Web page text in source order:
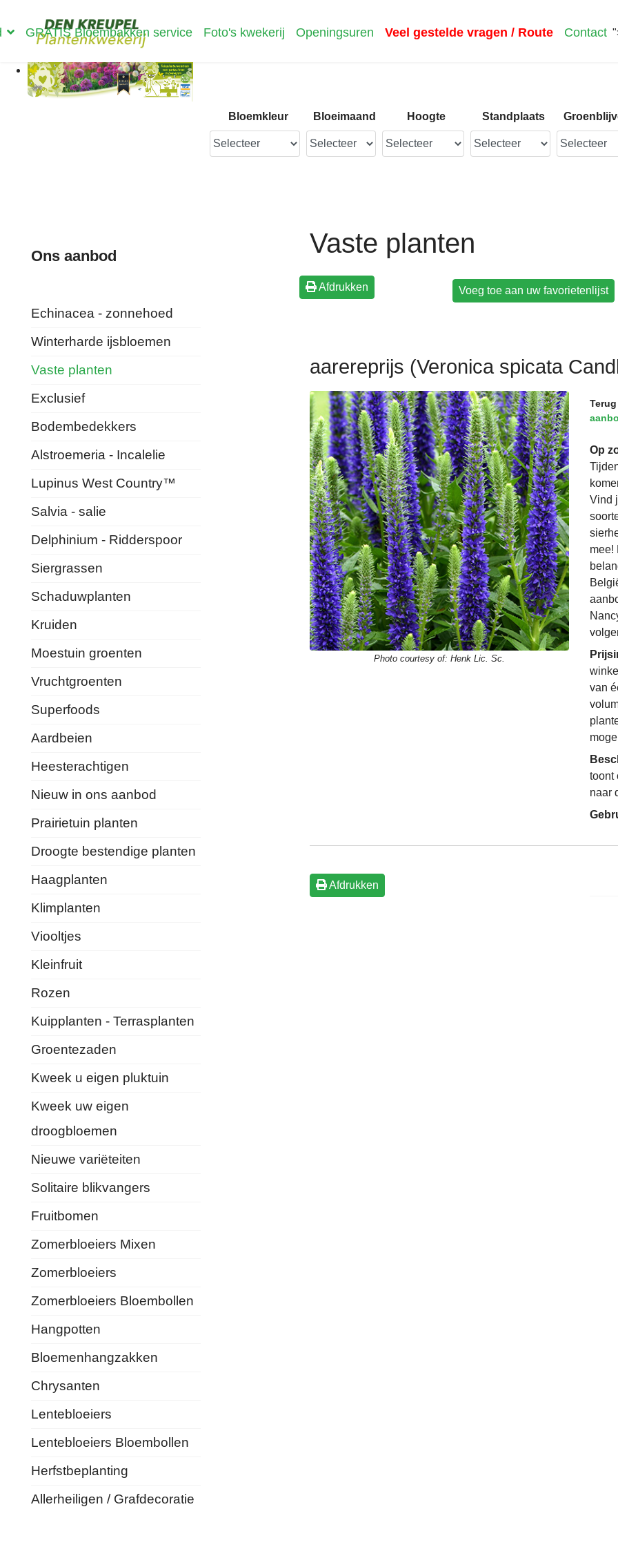
GRATIS Bloembakken service Foto's kwekerij Openingsuren Veel gestelde vragen / Route Contact
Bloemkleur Bloeimaand Hoogte Standplaats
Ons aanbod
Echinacea - zonnehoed
Winterharde ijsbloemen
Vaste planten
Exclusief
Bodembedekkers
Alstroemeria - Incalelie
Lupinus West Country™
Salvia - salie
Delphinium - Ridderspoor
Siergrassen
Schaduwplanten
Kruiden
Moestuin groenten
Vruchtgroenten
Superfoods
Aardbeien
Heesterachtigen
Nieuw in ons aanbod
Prairietuin planten
Droogte bestendige planten
Haagplanten
Klimplanten
Viooltjes
Kleinfruit
Rozen
Kuipplanten - Terrasplanten
Groentezaden
Kweek u eigen pluktuin
Kweek uw eigen
droogbloemen
Nieuwe variëteiten
Solitaire blikvangers
Fruitbomen
Zomerbloeiers Mixen
Zomerbloeiers
Zomerbloeiers Bloembollen
Hangpotten
Bloemenhangzakken
Chrysanten
Lentebloeiers
Lentebloeiers Bloembollen
Herfstbeplanting
Allerheiligen / Grafdecoratie
Vaste planten
Afdrukken
aarereprijs (Veronica spicata
Photo courtesy of: Henk Lic. Sc.
Op
Vind
mee!
van
toont
naar
Afdrukken